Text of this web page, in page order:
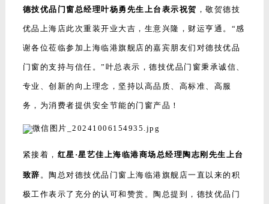
德技优品门窗总经理叶杨勇先生上台表示祝贺 ，敬贺德技
优品上海店此次重装开业大吉，生意兴隆，财运亨通。“感
谢各位莅临参加上海临港旗舰店的嘉宾朋友们对德技优品
门窗的支持与信任。”叶总表示，德技优品门窗秉承诚信、
专业、创新的向上理念，坚持以高品质、高标准、高服
务，为消费者提供安全节能的门窗产品！
紧接着， 红星·星艺佳上海临港商场总经理陶志刚先生上台
致辞 。陶总对德技优品门窗上海临港旗舰店一直以来的积
极工作表示了充分的认可和赞赏。陶总提到，德技优品门